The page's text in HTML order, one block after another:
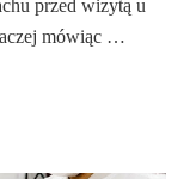
przed wizytą u
mówiąc …